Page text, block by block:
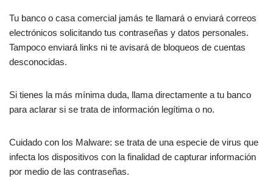
Tu banco o casa comercial jamás te llamará o enviará correos
electrónicos solicitando tus contraseñas y datos personales.
Tampoco enviará links ni te avisará de bloqueos de cuentas
desconocidas.
Si tienes la más mínima duda, llama directamente a tu banco
para aclarar si se trata de información legítima o no.
Cuidado con los Malware: se trata de una especie de virus que
infecta los dispositivos con la finalidad de capturar información
por medio de las contraseñas.